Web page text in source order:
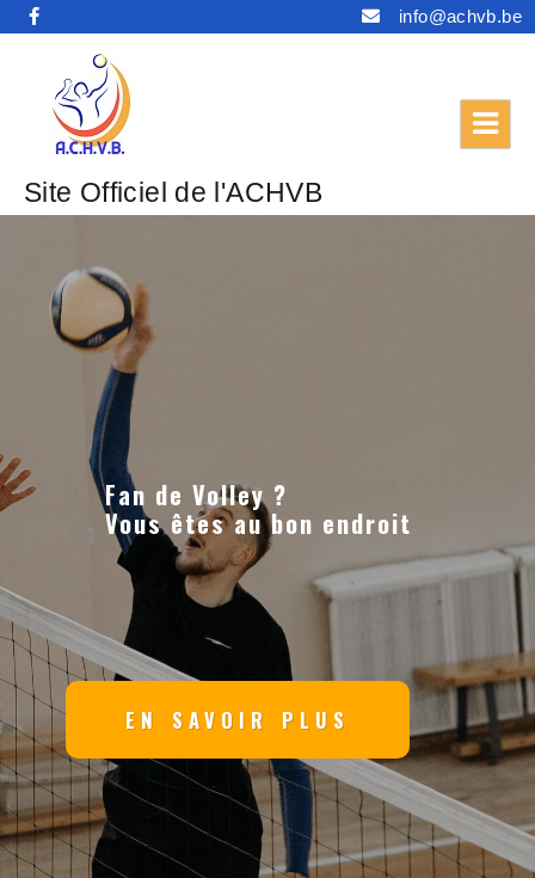
info@achvb.be
Site Officiel de l'ACHVB
Fan de Volley ?
Vous êtes au bon endroit
EN SAVOIR PLUS